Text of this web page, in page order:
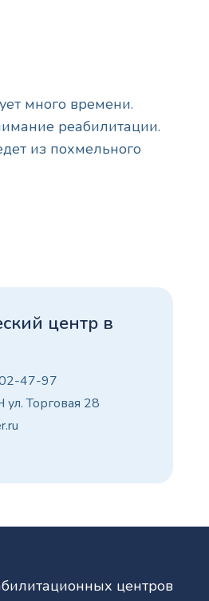
много времени.
реабилитации.
из похмельного
центр в
47-97
Торговая 28
центров